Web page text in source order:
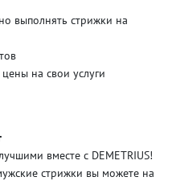
выполнять стрижки на
на свои услуги
вместе с DEMETRIUS!
стрижки вы можете на